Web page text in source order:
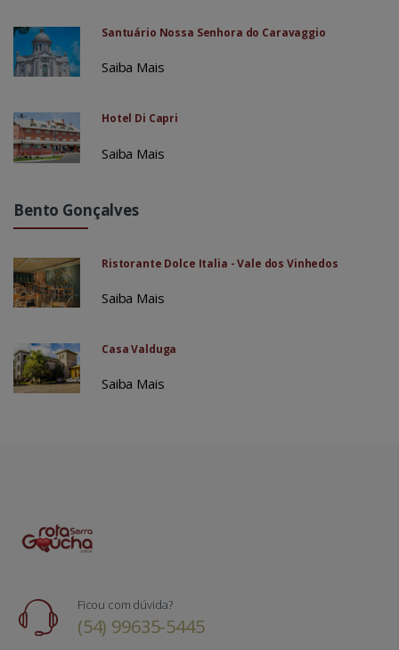
Santuário Nossa Senhora do Caravaggio
Saiba Mais
Hotel Di Capri
Saiba Mais
Bento Gonçalves
Ristorante Dolce Italia - Vale dos Vinhedos
Saiba Mais
Casa Valduga
Saiba Mais
Ficou com dúvida?
(54) 99635-5445